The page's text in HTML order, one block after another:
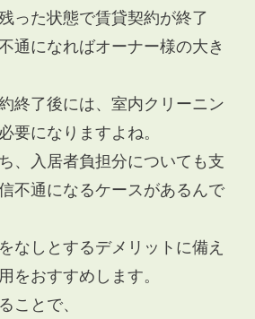
った状態で賃貸契約が終了
通になればオーナー様の大き
終了後には、室内クリーニン
要になりますよね。
、入居者負担分についても支
不通になるケースがあるんで
なしとするデメリットに備え
をおすすめします。
ことで、